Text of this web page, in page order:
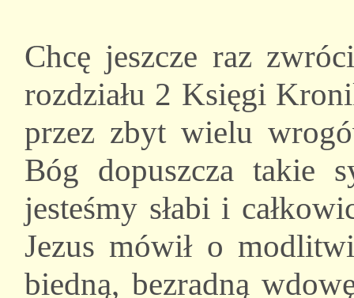
Chcę jeszcze raz
rozdziału 2 Księgi
przez zbyt wielu
Bóg dopuszcza takie
jesteśmy słabi i
Jezus mówił o
biedną, bezradną